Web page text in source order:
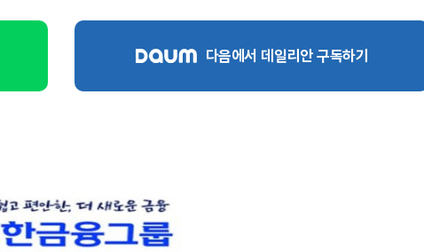
다음에서 데일리안 구독하기